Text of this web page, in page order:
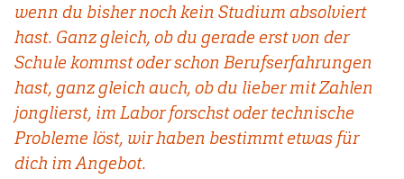
wenn du bisher noch kein Studium absolviert
hast. Ganz gleich, ob du gerade erst von der
Schule kommst oder schon Berufserfahrungen
hast, ganz gleich auch, ob du lieber mit Zahlen
jonglierst, im Labor forschst oder technische
Probleme löst, wir haben bestimmt etwas für
dich im Angebot.